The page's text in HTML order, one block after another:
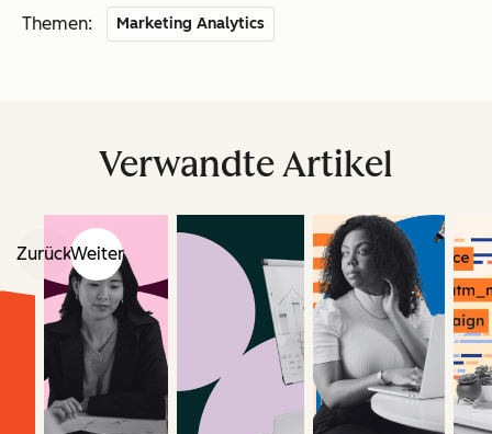
Themen: Marketing Analytics
Verwandte Artikel
ZurückWeiter